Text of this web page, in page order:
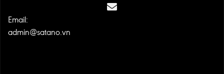
Email:
admin@satano.vn